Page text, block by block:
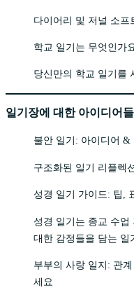
다이어리 및 저널 소
학교 일기는 무엇인가
당신만의 학교 일기를
일기장에 대한 아이디어들
불안 일기: 아이디어 &
구조화된 일기 리플렉
성경 일기 가이드: 팁,
성경 일기는 종교 수업
대한 감정들을 담는 일
부부의 사랑 일지: 관
세요